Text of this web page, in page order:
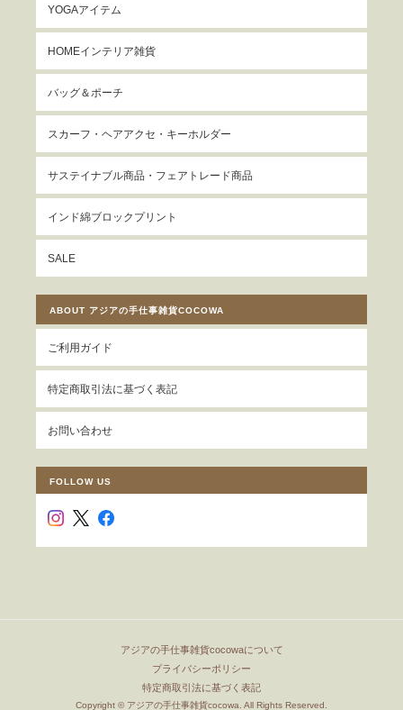
YOGAアイテム
HOMEインテリア雑貨
バッグ＆ポーチ
スカーフ・ヘアアクセ・キーホルダー
サステイナブル商品・フェアトレード商品
インド綿ブロックプリント
SALE
ABOUT アジアの手仕事雑貨COCOWA
ご利用ガイド
特定商取引法に基づく表記
お問い合わせ
FOLLOW US
アジアの手仕事雑貨cocowaについて
プライバシーポリシー
特定商取引法に基づく表記
Copyright © アジアの手仕事雑貨cocowa. All Rights Reserved.